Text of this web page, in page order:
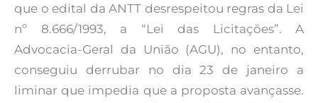
que o edital da ANTT desrespeitou regras da Lei
nº 8.666/1993, a “Lei das Licitações”. A
Advocacia-Geral da União (AGU), no entanto,
conseguiu derrubar no dia 23 de janeiro a
liminar que impedia que a proposta avançasse.